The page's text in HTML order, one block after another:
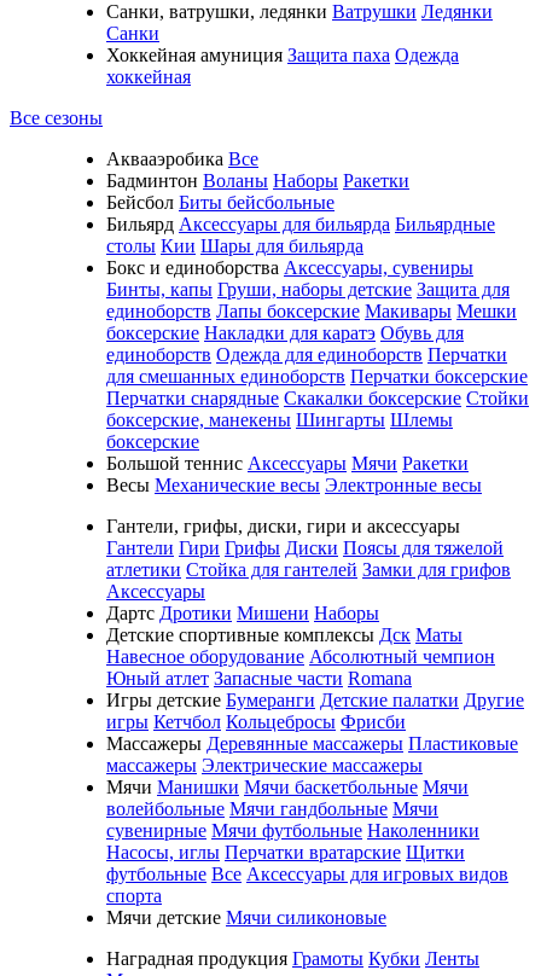
Санки, ватрушки, ледянки Ватрушки Ледянки
Санки
Хоккейная амуниция Защита паха Одежда
хоккейная
Все сезоны
Аквааэробика Все
Бадминтон Воланы Наборы Ракетки
Бейсбол Биты бейсбольные
Бильярд Аксессуары для бильярда Бильярдные
столы Кии Шары для бильярда
Бокс и единоборства Аксессуары, сувениры
Бинты, капы Груши, наборы детские Защита для
единоборств Лапы боксерские Макивары Мешки
боксерские Накладки для каратэ Обувь для
единоборств Одежда для единоборств Перчатки
для смешанных единоборств Перчатки боксерские
Перчатки снарядные Скакалки боксерские Стойки
боксерские, манекены Шингарты Шлемы
боксерские
Большой теннис Аксессуары Мячи Ракетки
Весы Механические весы Электронные весы
Гантели, грифы, диски, гири и аксессуары
Гантели Гири Грифы Диски Поясы для тяжелой
атлетики Стойка для гантелей Замки для грифов
Аксессуары
Дартс Дротики Мишени Наборы
Детские спортивные комплексы Дск Маты
Навесное оборудование Абсолютный чемпион
Юный атлет Запасные части Romana
Игры детские Бумеранги Детские палатки Другие
игры Кетчбол Кольцебросы Фрисби
Массажеры Деревянные массажеры Пластиковые
массажеры Электрические массажеры
Мячи Манишки Мячи баскетбольные Мячи
волейбольные Мячи гандбольные Мячи
сувенирные Мячи футбольные Наколенники
Насосы, иглы Перчатки вратарские Щитки
футбольные Все Аксессуары для игровых видов
спорта
Мячи детские Мячи силиконовые
Наградная продукция Грамоты Кубки Ленты